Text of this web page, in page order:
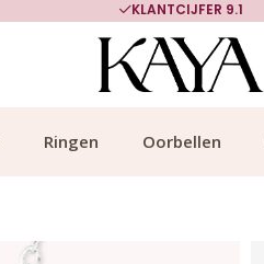
KLANTCIJFER 9.1
Ringen Oorbellen